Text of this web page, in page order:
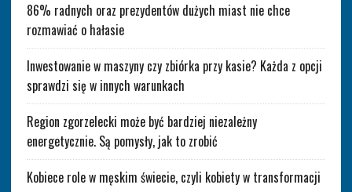
86% radnych oraz prezydentów dużych miast nie chce
rozmawiać o hałasie
Inwestowanie w maszyny czy zbiórka przy kasie? Każda z opcji
sprawdzi się w innych warunkach
Region zgorzelecki może być bardziej niezależny
energetycznie. Są pomysły, jak to zrobić
Kobiece role w męskim świecie, czyli kobiety w transformacji